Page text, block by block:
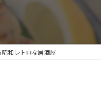
和レトロな居酒屋